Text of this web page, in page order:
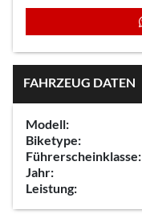
FAHRZEUG DATEN
Modell:
Biketype:
Führerscheinklasse:
Jahr:
Leistung: